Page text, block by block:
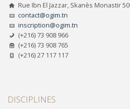
Rue Ibn El Jazzar, Skanès Monastir
contact@ogim.tn
inscription@ogim.tn
(+216) 73 908 966
(+216) 73 908 765
(+216) 27 117 117
DISCIPLINES